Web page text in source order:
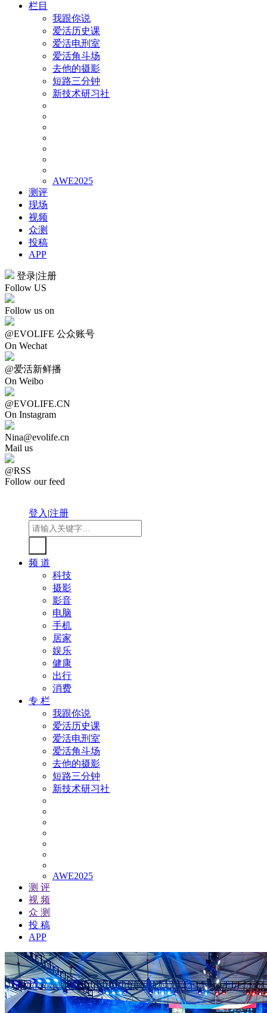
栏目
我跟你说
爱活历史课
爱活电刑室
爱活角斗场
去他的摄影
短路三分钟
新技术研习社
AWE2025
测评
现场
视频
众测
投稿
APP
登录|注册
Follow US
Follow us on
@EVOLIFE 公众账号
On Wechat
@爱活新鲜播
On Weibo
@EVOLIFE.CN
On Instagram
Nina@evolife.cn
Mail us
@RSS
Follow our feed
登入|注册
频 道
科技
摄影
影音
电脑
手机
居家
娱乐
健康
出行
消费
专 栏
我跟你说
爱活历史课
爱活电刑室
爱活角斗场
去他的摄影
短路三分钟
新技术研习社
AWE2025
测 评
视 频
众 测
投 稿
APP